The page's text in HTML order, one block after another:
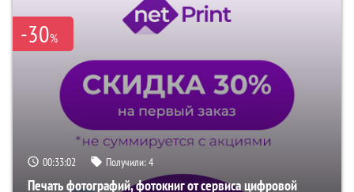
-30%
00:33:01 Получили:4
Печать фотографий, фотокниг от сервиса цифровой